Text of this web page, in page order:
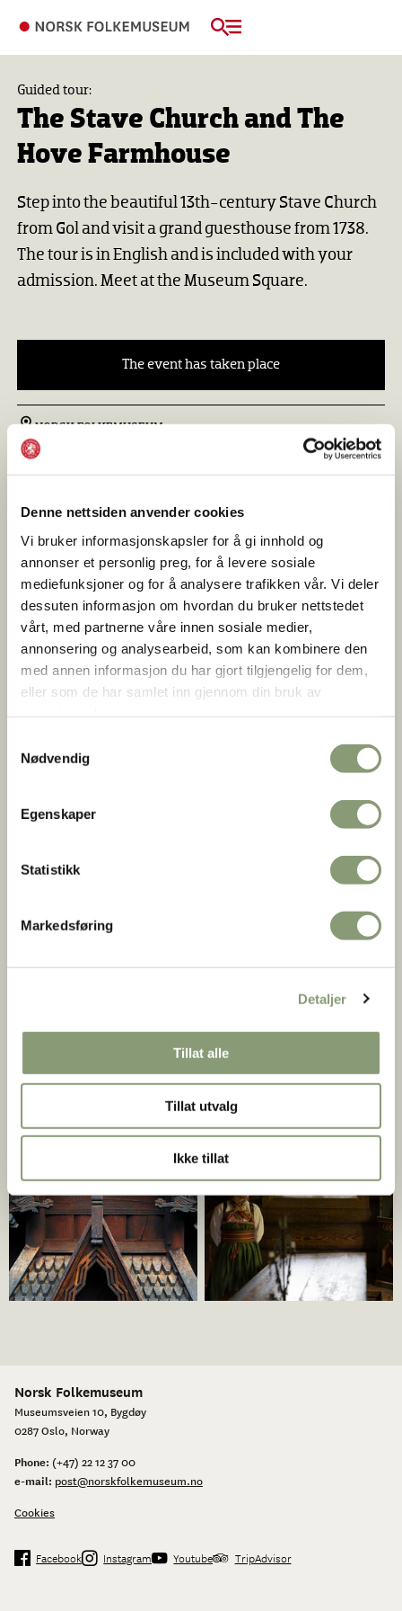
Denne nettsiden anvender cookies
Vi bruker informasjonskapsler for å gi innhold og
annonser et personlig preg, for å levere sosiale
mediefunksjoner og for å analysere trafikken vår. Vi deler
dessuten informasjon om hvordan du bruker nettstedet
vårt, med partnerne våre innen sosiale medier,
annonsering og analysearbeid, som kan kombinere den
med annen informasjon du har gjort tilgjengelig for dem,
eller som de har samlet inn gjennom din bruk av
Nødvendig
Egenskaper
Statistikk
Markedsføring
Detaljer
Tillat alle
Tillat utvalg
Ikke tillat
Guided tour:
The Stave Church and The
Hove Farmhouse
Step into the beautiful 13th-century Stave Church
from Gol and visit a grand guesthouse from 1738.
The tour is in English and is included with your
admission. Meet at the Museum Square.
The event has taken place
NORSK FOLKEMUSEUM
02. Jan –
12.00 and 14.00 (no tours on
Mondays)
Snødekt Gol stavkirke
Folkemuseum
Morten Brun
Norsk Folkemuseum
Museumsveien 10, Bygdøy
0287 Oslo, Norway
Phone: (+47) 22 12 37 00
e-mail: post@norskfolkemuseum.no
Cookies
Facebook Instagram Youtube TripAdvisor